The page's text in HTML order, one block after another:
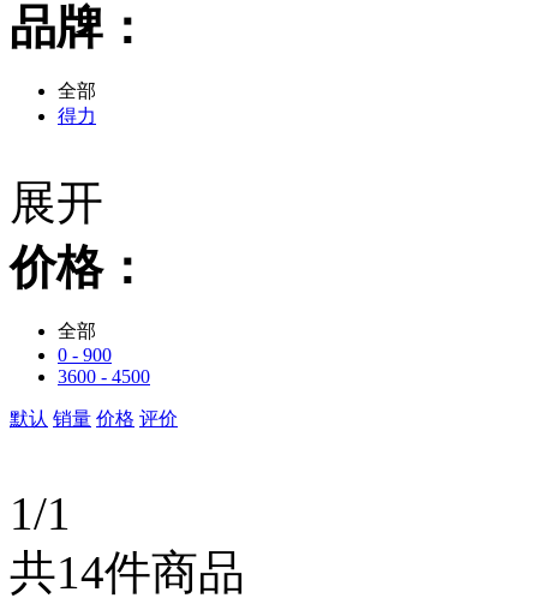
品牌：
全部
得力
展开
价格：
全部
0 - 900
3600 - 4500
默认 销量 价格 评价
1/1
共14件商品